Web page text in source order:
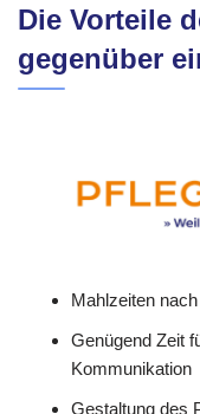
Die Vorteile
gegenüber
Mahlzeiten
Genügend Zeit
Kommunikation
Gestaltung des